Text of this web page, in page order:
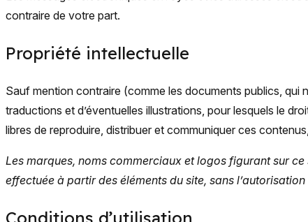
contraire de votre part.
Propriété intellectuelle
Sauf mention contraire (comme les documents publics, qui
traductions et d’éventuelles illustrations, pour lesquels le
libres de reproduire, distribuer et communiquer ces
Les marques, noms commerciaux et logos figurant sur
effectuée à partir des éléments du site, sans
Conditions d’utilisation